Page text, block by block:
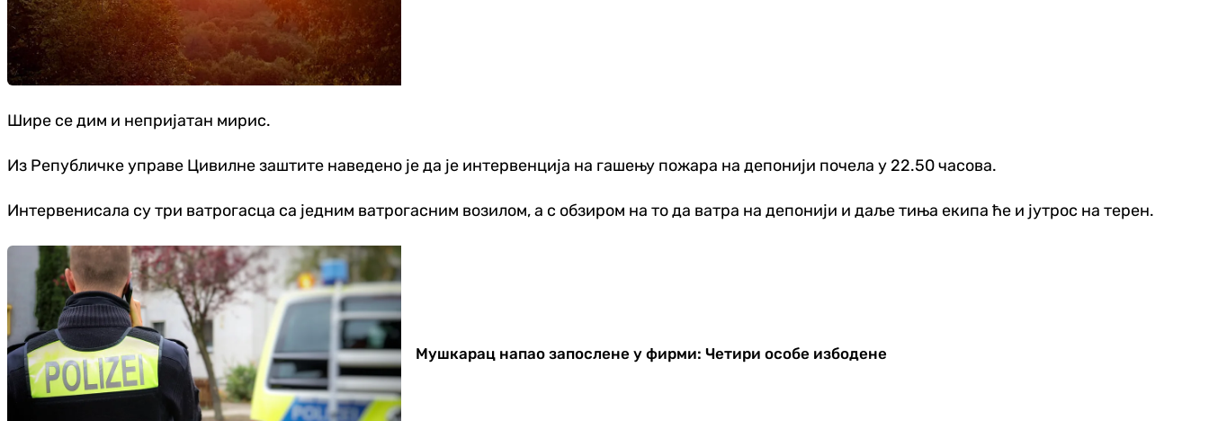
Шире се дим и непријатан мирис.
Из Републичке управе Цивилне заштите наведено је да је интервенција на гашењу пожара на депонији почела у 22.50 часова.
Интервенисала су три ватрогасца са једним ватрогасним возилом, а с обзиром на то да ватра на депонији и даље тиња екипа ће и јутрос на терен.
Мушкарац напао запослене у фирми: Четири особе избодене